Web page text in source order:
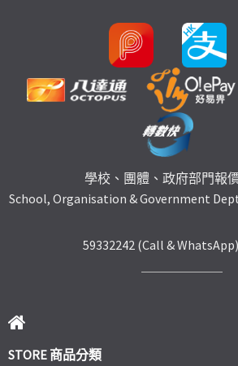
學校、團體、政府部門報
School, Organisation & Government
59332242 (Call & WhatsApp)
STORE 商品分類